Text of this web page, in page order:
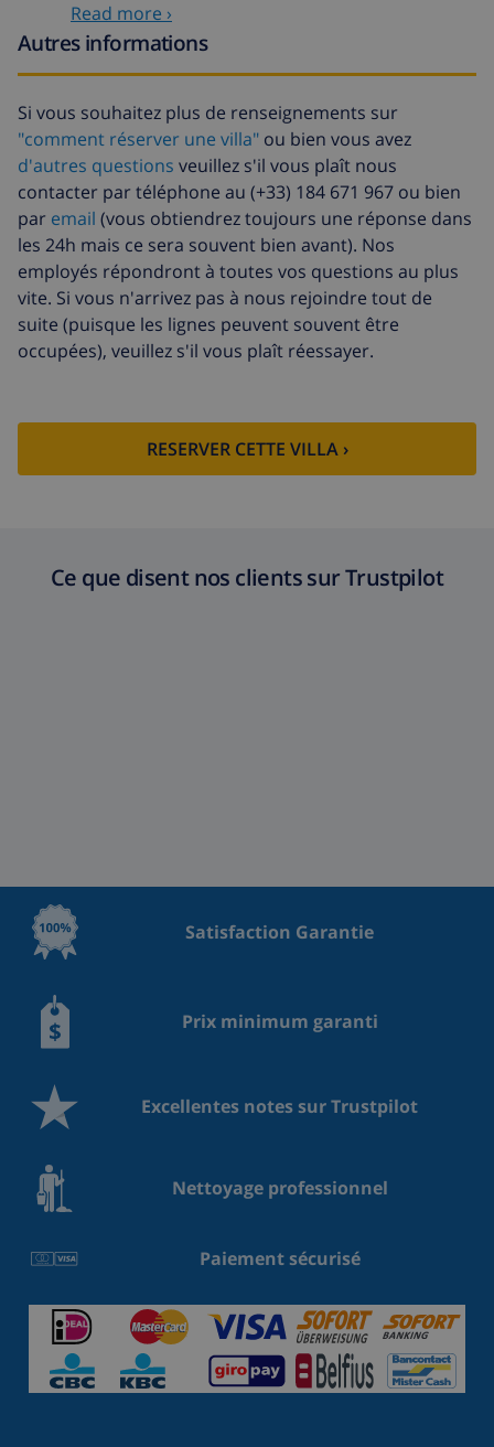
Fonds
d'annulation:
Read more ›
Autres informations
Si vous souhaitez plus de renseignements sur
"comment réserver une villa" ou bien vous avez
d'autres questions veuillez s'il vous plaît nous
contacter par téléphone au (+33) 184 671 967 ou bien
par email (vous obtiendrez toujours une réponse dans
les 24h mais ce sera souvent bien avant). Nos
employés répondront à toutes vos questions au plus
vite. Si vous n'arrivez pas à nous rejoindre tout de
suite (puisque les lignes peuvent souvent être
occupées), veuillez s'il vous plaît réessayer.
RESERVER CETTE VILLA ›
Ce que disent nos clients sur Trustpilot
Satisfaction Garantie
Prix minimum garanti
Excellentes notes sur Trustpilot
Nettoyage professionnel
Paiement sécurisé